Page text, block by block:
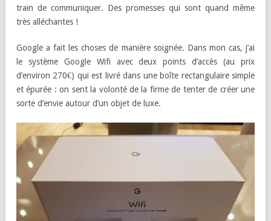
train de communiquer. Des promesses qui sont quand même
très alléchantes !
Google a fait les choses de manière soignée. Dans mon cas, j’ai
le système Google Wifi avec deux points d’accès (au prix
d’environ 270€) qui est livré dans une boîte rectangulaire simple
et épurée : on sent la volonté de la firme de tenter de créer une
sorte d’envie autour d’un objet de luxe.